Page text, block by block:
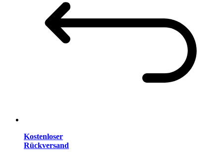
Kostenloser
Rückversand